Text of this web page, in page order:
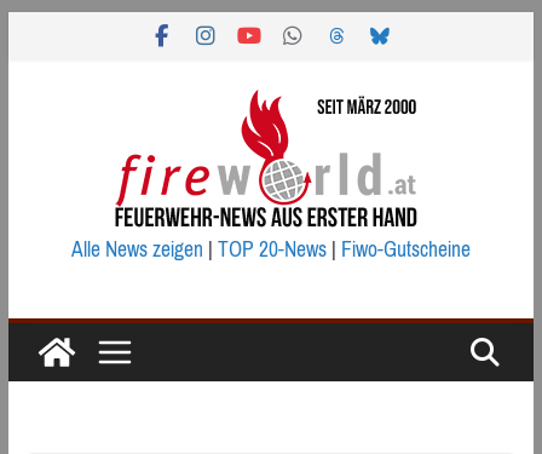
Alle News zeigen|TOP 20-News|Fiwo-Gutscheine